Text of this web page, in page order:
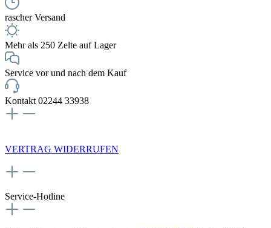
rascher Versand
Mehr als 250 Zelte auf Lager
Service vor und nach dem Kauf
Kontakt 02244 33938
VERTRAG WIDERRUFEN
Service-Hotline